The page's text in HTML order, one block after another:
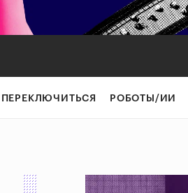
ПЕРЕКЛЮЧИТЬСЯ РОБОТЫ/ИИ